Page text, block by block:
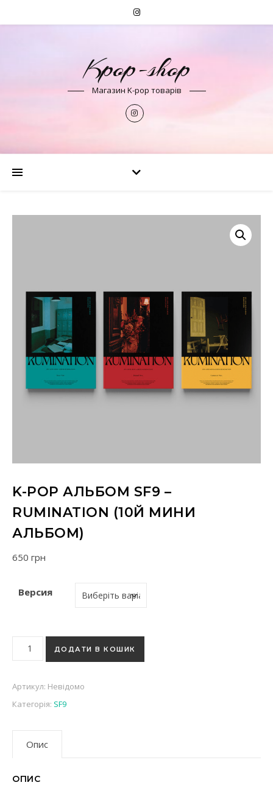
Kpop-shop
Магазин K-pop товарів
K-POP АЛЬБОМ SF9 –
RUMINATION (10Й МИНИ
АЛЬБОМ)
650 грн
Версия
K-pop альбом SF9 - Rumination (10й мини альбом) кількість
ДОДАТИ В КОШИК
Артикул: Невідомо
Категорія: SF9
Опис
ОПИС